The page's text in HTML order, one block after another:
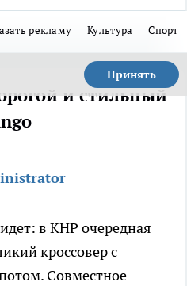
рекламу Культура Спорт
Принять
и стильный
в КНР очередная
кроссовер с
Совместное